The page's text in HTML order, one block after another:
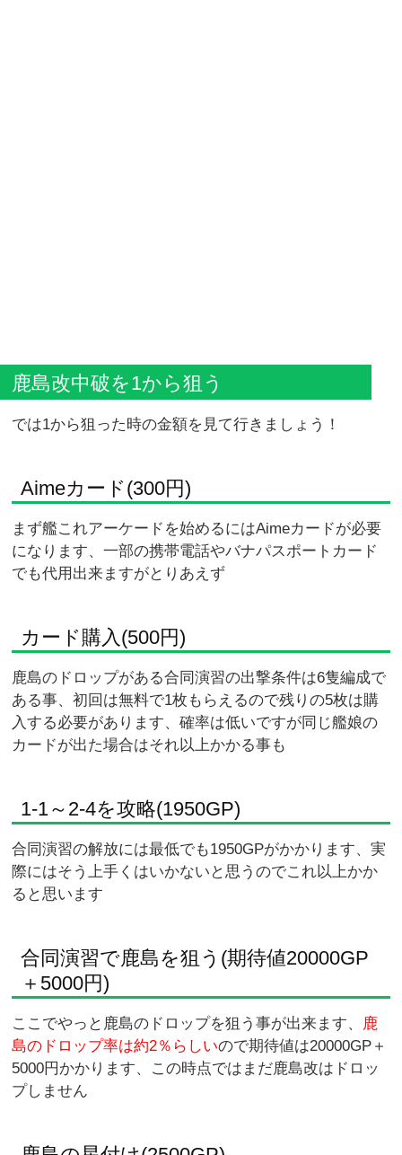
鹿島改中破を1から狙う
では1から狙った時の金額を見て行きましょう！
Aimeカード(300円)
まず艦これアーケードを始めるにはAimeカードが必要
になります、一部の携帯電話やバナパスポートカード
でも代用出来ますがとりあえず
カード購入(500円)
鹿島のドロップがある合同演習の出撃条件は6隻編成で
ある事、初回は無料で1枚もらえるので残りの5枚は購
入する必要があります、確率は低いですが同じ艦娘の
カードが出た場合はそれ以上かかる事も
1-1～2-4を攻略(1950GP)
合同演習の解放には最低でも1950GPがかかります、実
際にはそう上手くはいかないと思うのでこれ以上かか
ると思います
合同演習で鹿島を狙う(期待値20000GP
＋5000円)
ここでやっと鹿島のドロップを狙う事が出来ます、 鹿
島のドロップ率は約2％らしいので期待値は20000GP＋
5000円かかります、この時点ではまだ鹿島改はドロッ
プしません